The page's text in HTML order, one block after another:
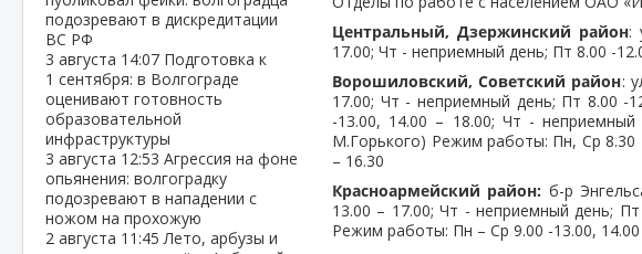
подозревают в дискредитации
ВС РФ
3 августа 14:07 Подготовка к
1 сентября: в Волгограде
оценивают готовность
образовательной
инфраструктуры
3 августа 12:53 Агрессия на фоне
опьянения: волгоградку
подозревают в нападении с
ножом на прохожую
2 августа 11:45Лето, арбузы и
Центральный, Дзержинский район:
17.00; Чт - неприемный день; Пт 8.00 -
Ворошиловский, Советский район:
17.00; Чт - неприемный день; Пт 8.00 -
-13.00, 14.00 – 18.00; Чт -
М.Горького) Режим работы: Пн, Ср 8.30
– 16.30
Красноармейский район: б-р
13.00 – 17.00; Чт - неприемный день;
Режим работы: Пн – Ср 9.00 -13.00,